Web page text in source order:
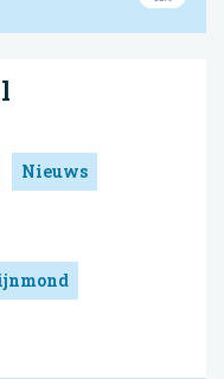
Nieuws